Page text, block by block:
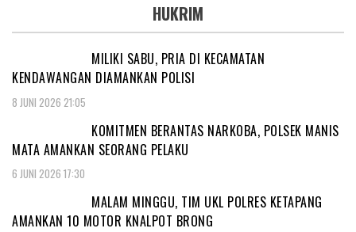
HUKRIM
MILIKI SABU, PRIA DI KECAMATAN
KENDAWANGAN DIAMANKAN POLISI
8 JUNI 2026 21:05
KOMITMEN BERANTAS NARKOBA, POLSEK MANIS
MATA AMANKAN SEORANG PELAKU
6 JUNI 2026 17:30
MALAM MINGGU, TIM UKL POLRES KETAPANG
AMANKAN 10 MOTOR KNALPOT BRONG